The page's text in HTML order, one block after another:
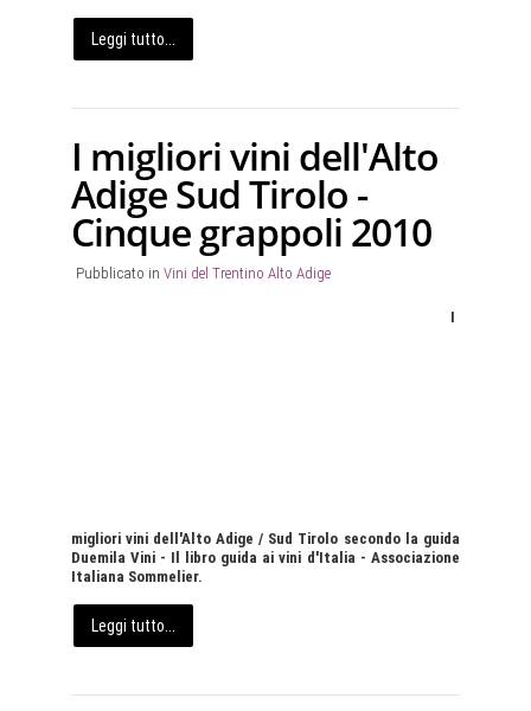
Leggi tutto...
I migliori vini dell'Alto
Adige Sud Tirolo -
Cinque grappoli 2010
Pubblicato in Vini del Trentino Alto Adige
I
migliori vini dell'Alto Adige / Sud Tirolo secondo la guida
Duemila Vini - Il libro guida ai vini d'Italia - Associazione
Italiana Sommelier.
Leggi tutto...